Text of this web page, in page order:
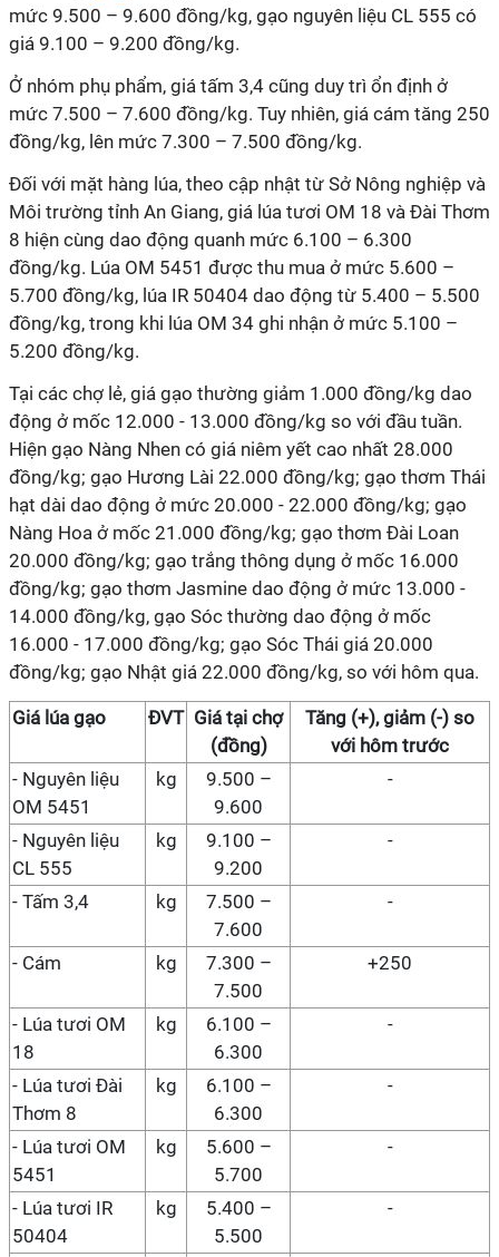
mức 9.500 – 9.600 đồng/kg, gạo nguyên liệu CL 555 có
giá 9.100 – 9.200 đồng/kg.
Ở nhóm phụ phẩm, giá tấm 3,4 cũng duy trì ổn định ở
mức 7.500 – 7.600 đồng/kg. Tuy nhiên, giá cám tăng 250
đồng/kg, lên mức 7.300 – 7.500 đồng/kg.
Đối với mặt hàng lúa, theo cập nhật từ Sở Nông nghiệp và
Môi trường tỉnh An Giang, giá lúa tươi OM 18 và Đài Thơm
8 hiện cùng dao động quanh mức 6.100 – 6.300
đồng/kg. Lúa OM 5451 được thu mua ở mức 5.600 –
5.700 đồng/kg, lúa IR 50404 dao động từ 5.400 – 5.500
đồng/kg, trong khi lúa OM 34 ghi nhận ở mức 5.100 –
5.200 đồng/kg.
Tại các chợ lẻ, giá gạo thường giảm 1.000 đồng/kg dao
động ở mốc 12.000 - 13.000 đồng/kg so với đầu tuần.
Hiện gạo Nàng Nhen có giá niêm yết cao nhất 28.000
đồng/kg; gạo Hương Lài 22.000 đồng/kg; gạo thơm Thái
hạt dài dao động ở mức 20.000 - 22.000 đồng/kg; gạo
Nàng Hoa ở mốc 21.000 đồng/kg; gạo thơm Đài Loan
20.000 đồng/kg; gạo trắng thông dụng ở mốc 16.000
đồng/kg; gạo thơm Jasmine dao động ở mức 13.000 -
14.000 đồng/kg, gạo Sóc thường dao động ở mốc
16.000 - 17.000 đồng/kg; gạo Sóc Thái giá 20.000
đồng/kg; gạo Nhật giá 22.000 đồng/kg, so với hôm qua.
Giá lúa gạo ĐVT Giá tại chợ
(đồng)
Tăng (+), giảm (-) so
với hôm trước
- Nguyên liệu
OM 5451
kg
9.500 –
9.600
-
- Nguyên liệu
CL 555
kg
9.100 –
9.200
-
- Tấm 3,4 kg
7.500 –
7.600
-
- Cám kg
7.300 –
7.500
+250
- Lúa tươi OM
18
kg
6.100 –
6.300
-
- Lúa tươi Đài
Thơm 8
kg
6.100 –
6.300
-
- Lúa tươi OM
5451
kg
5.600 –
5.700
-
- Lúa tươi IR
50404
kg
5.400 –
5.500
-